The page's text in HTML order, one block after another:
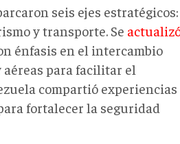
seis ejes estratégicos:
y transporte. Se
énfasis en el intercambio
para facilitar el
compartió experiencias
fortalecer la seguridad